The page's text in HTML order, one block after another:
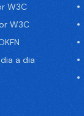
W3C
W3C
a dia